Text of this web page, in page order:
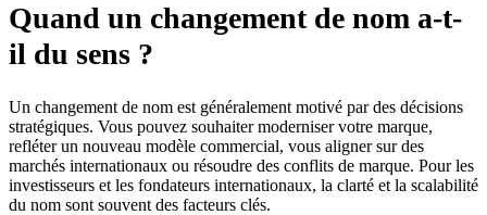
Quand un changement de nom a-t-
il du sens ?
Un changement de nom est généralement motivé par des décisions
stratégiques. Vous pouvez souhaiter moderniser votre marque,
refléter un nouveau modèle commercial, vous aligner sur des
marchés internationaux ou résoudre des conflits de marque. Pour les
investisseurs et les fondateurs internationaux, la clarté et la scalabilité
du nom sont souvent des facteurs clés.